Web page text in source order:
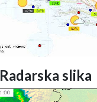
Radarska slika